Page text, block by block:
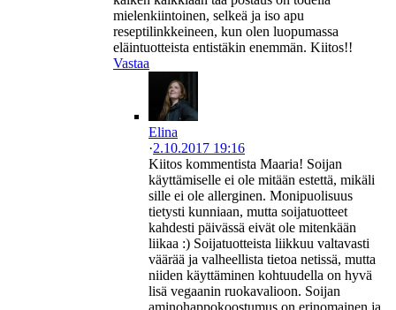
mielenkiintoinen, selkeä ja iso apu
reseptilinkkeineen, kun olen luopumassa
eläintuotteista entistäkin enemmän. Kiitos!!
Vastaa
Elina
·2.10.2017 19:16
Kiitos kommentista Maaria! Soijan
käyttämiselle ei ole mitään estettä, mikäli
sille ei ole allerginen. Monipuolisuus
tietysti kunniaan, mutta soijatuotteet
kahdesti päivässä eivät ole mitenkään
liikaa :) Soijatuotteista liikkuu valtavasti
väärää ja valheellista tietoa netissä, mutta
niiden käyttäminen kohtuudella on hyvä
lisä vegaanin ruokavalioon. Soijan